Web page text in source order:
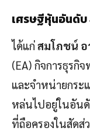
เศรษฐีหุ้นอันดับ
ได้แก่สมโภชน์
(EA) กิจการธุรกิ
และจำหน่ายกระ
หล่นไปอยู่ในอัน
ที่ถือครองในสัดส่